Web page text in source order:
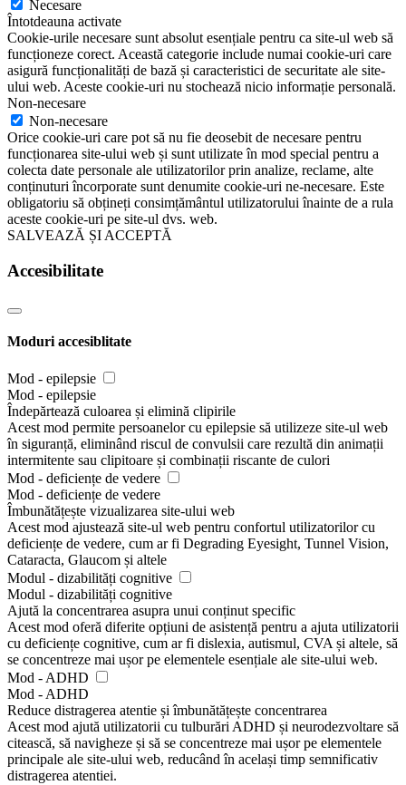
Necesare
Întotdeauna activate
Cookie-urile necesare sunt absolut esențiale pentru ca site-ul web să
funcționeze corect. Această categorie include numai cookie-uri care
asigură funcționalități de bază și caracteristici de securitate ale site-
ului web. Aceste cookie-uri nu stochează nicio informație personală.
Non-necesare
Non-necesare
Orice cookie-uri care pot să nu fie deosebit de necesare pentru
funcționarea site-ului web și sunt utilizate în mod special pentru a
colecta date personale ale utilizatorilor prin analize, reclame, alte
conținuturi încorporate sunt denumite cookie-uri ne-necesare. Este
obligatoriu să obțineți consimțământul utilizatorului înainte de a rula
aceste cookie-uri pe site-ul dvs. web.
SALVEAZĂ ȘI ACCEPTĂ
Accesibilitate
Moduri accesiblitate
Mod - epilepsie
Mod - epilepsie
Îndepărtează culoarea și elimină clipirile
Acest mod permite persoanelor cu epilepsie să utilizeze site-ul web
în siguranță, eliminând riscul de convulsii care rezultă din animații
intermitente sau clipitoare și combinații riscante de culori
Mod - deficiențe de vedere
Mod - deficiențe de vedere
Îmbunătățește vizualizarea site-ului web
Acest mod ajustează site-ul web pentru confortul utilizatorilor cu
deficiențe de vedere, cum ar fi Degrading Eyesight, Tunnel Vision,
Cataracta, Glaucom și altele
Modul - dizabilități cognitive
Modul - dizabilități cognitive
Ajută la concentrarea asupra unui conținut specific
Acest mod oferă diferite opțiuni de asistență pentru a ajuta utilizatorii
cu deficiențe cognitive, cum ar fi dislexia, autismul, CVA și altele, să
se concentreze mai ușor pe elementele esențiale ale site-ului web.
Mod - ADHD
Mod - ADHD
Reduce distragerea atentie și îmbunătățește concentrarea
Acest mod ajută utilizatorii cu tulburări ADHD și neurodezvoltare să
citească, să navigheze și să se concentreze mai ușor pe elementele
principale ale site-ului web, reducând în același timp semnificativ
distragerea atentiei.